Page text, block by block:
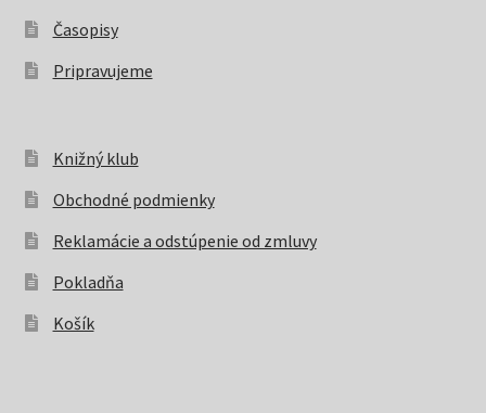
Časopisy
Pripravujeme
Knižný klub
Obchodné podmienky
Reklamácie a odstúpenie od zmluvy
Pokladňa
Košík